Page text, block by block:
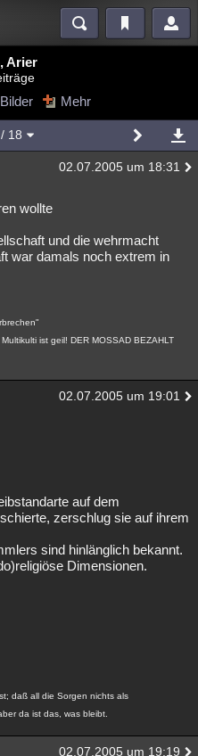
Videos
Mystery Kriminalfälle
Technologie
Arier
Mehr
/ 18
02.07.2005 um 18:31
wollte
und die wehrmacht
war damals noch extrem in
ist geil! DER MOSSAD BEZAHLT
02.07.2005 um 19:01
auf dem
zerschlug sie auf ihrem
sind hinlänglich bekannt.
Dimensionen.
daß all die Sorgen nichts als
da ist das, was bleibt.
02.07.2005 um 19:19